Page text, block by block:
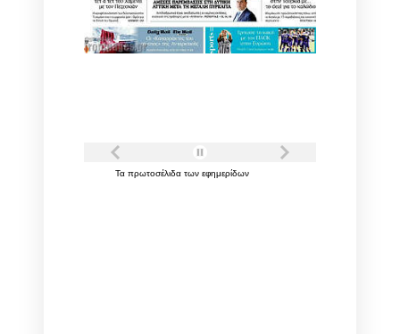
Τα πρωτοσέλιδα των εφημερίδων